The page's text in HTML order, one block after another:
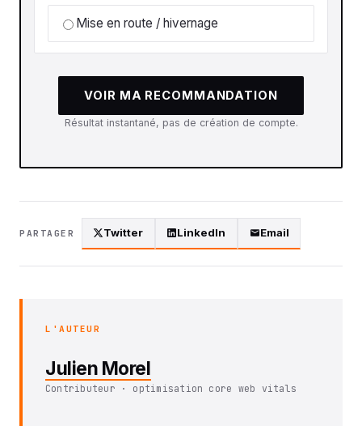
Mise en route / hivernage
VOIR MA RECOMMANDATION
Résultat instantané, pas de création de compte.
PARTAGER Twitter LinkedIn Email
L'AUTEUR
Julien Morel
Contributeur · optimisation core web vitals